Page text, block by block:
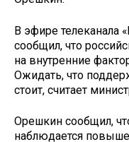
В эфире телеканала
сообщил, что
на внутренние
Ожидать, что
стоит, считает
Орешкин сообщил,
наблюдается